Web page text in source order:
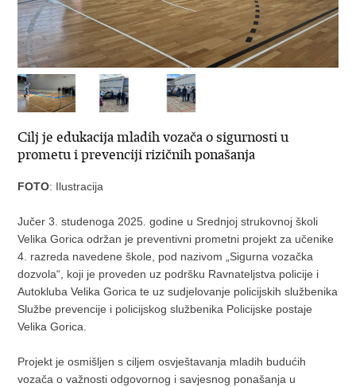
Cilj je edukacija mladih vozača o sigurnosti u
prometu i prevenciji rizičnih ponašanja
FOTO: Ilustracija
Jučer 3. studenoga 2025. godine u Srednjoj strukovnoj školi
Velika Gorica održan je preventivni prometni projekt za učenike
4. razreda navedene škole, pod nazivom „Sigurna vozačka
dozvola“, koji je proveden uz podršku Ravnateljstva policije i
Autokluba Velika Gorica te uz sudjelovanje policijskih službenika
Službe prevencije i policijskog službenika Policijske postaje
Velika Gorica.
Projekt je osmišljen s ciljem osvještavanja mladih budućih
vozača o važnosti odgovornog i savjesnog ponašanja u